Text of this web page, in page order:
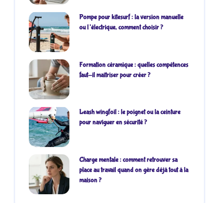
Pompe pour kitesurf : la version manuelle
ou l’électrique, comment choisir ?
Formation céramique : quelles compétences
faut-il maîtriser pour créer ?
Leash wingfoil : le poignet ou la ceinture
pour naviguer en sécurité ?
Charge mentale : comment retrouver sa
place au travail quand on gère déjà tout à la
maison ?